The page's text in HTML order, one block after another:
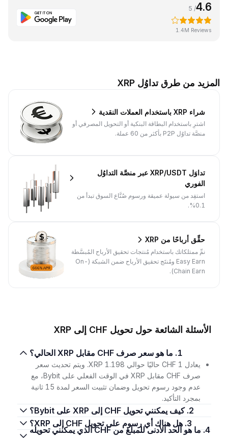
4.6
/ 5
1.4M Reviews
المزيد من طرق تداوُل XRP
شراء XRP باستخدام العملات النقدية
اشترِ باستخدام البطاقة البنكية أو التحويل المصرفي أو
منصَّة تداوُل P2P بأكثر من 60 عملة.
تداوَل XRP/USDT عبر منصَّة التداوُل
الفوري
استفِد من سيولة عميقة ورسوم صُنَّاع السوق تبدأ من
0.1%.
حقِّق أرباحًا من XRP
نمِّ ممتلكاتك باستخدام مُنتجات تحقيق الأرباح المُبسَّطة
Easy Earn ومُنتَج تحقيق الأرباح ضمن الشبكة (On-
Chain Earn).
الأسئلة الشائعة حول تحويل CHF إلى XRP
1. ما هو سعر صرف CHF مقابل XRP الحالي؟
يعادل 1 CHF حاليًا حوالي 1.198 XRP. ويتم تحديث سعر
صرف CHF مقابل XRP في الوقت الفعلي على Bybit، مع
عدم وجود رسوم تحويل وضمان تثبيت السعر لمدة 15 ثانية
بمجرد التأكيد.
2. كيف يمكنني تحويل CHF إلى XRP على Bybit؟
3. هل هناك أي رسوم على تحويل CHF إلى XRP؟
4. ما هو الحد الأدنى للمبلغ من CHF الذي يمكنني تحويله